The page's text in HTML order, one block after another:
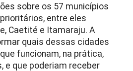
sobre os 57 municípios
entre eles
Caetité e Itamaraju. A
quais dessas cidades
funcionam, na prática,
e que poderiam receber